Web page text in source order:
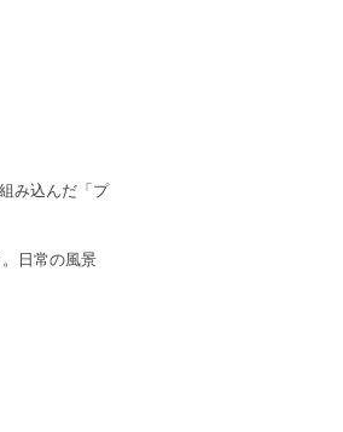
み込んだ「プ
日常の風景